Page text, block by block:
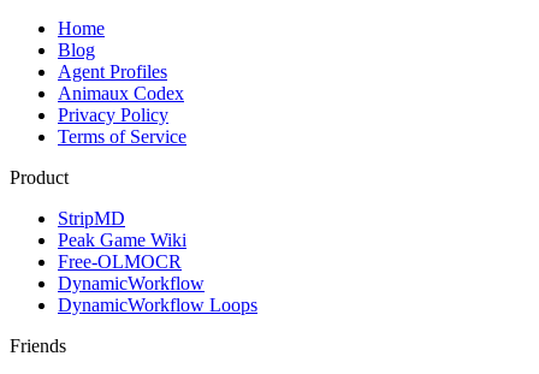
Home
Blog
Agent Profiles
Animaux Codex
Privacy Policy
Terms of Service
Product
StripMD
Peak Game Wiki
Free-OLMOCR
DynamicWorkflow
DynamicWorkflow Loops
Friends